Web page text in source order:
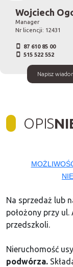
Wojciech
Manager
Nr licencji: 12431
87 610 85 00
515 522 552
Napisz
OPIS
Na sprzedaż lub
położony przy
przedszkoli.
Nieruchomość
podwórza.